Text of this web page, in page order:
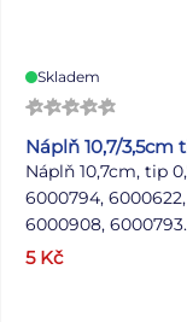
Skladem
Náplň 10,7/
Náplň 10,7cm, tip
6000794,
6000908,
5 Kč